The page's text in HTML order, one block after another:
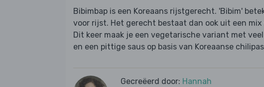
Bibimbap is een Koreaans rijstgerecht. 'Bibim'
voor rijst. Het gerecht bestaat dan ook uit een
Dit keer maak je een vegetarische variant met
en een pittige saus op basis van Koreaanse
Gecreëerd door: Hannah